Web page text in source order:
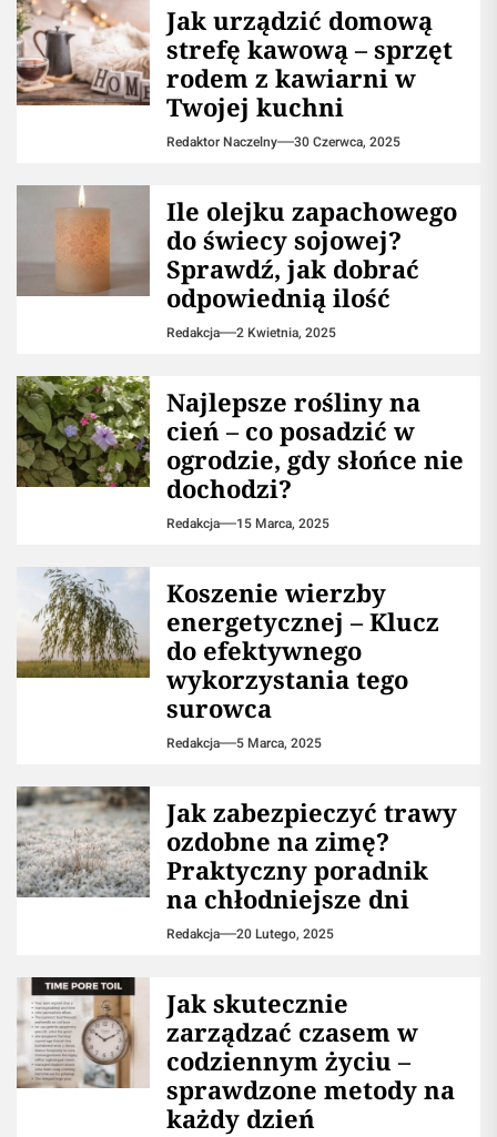
​Jak urządzić domową
strefę kawową – sprzęt
rodem z kawiarni w
Twojej kuchni
Redaktor Naczelny 30 Czerwca, 2025
Ile olejku zapachowego
do świecy sojowej?
Sprawdź, jak dobrać
odpowiednią ilość
Redakcja 2 Kwietnia, 2025
Najlepsze rośliny na
cień – co posadzić w
ogrodzie, gdy słońce nie
dochodzi?
Redakcja 15 Marca, 2025
Koszenie wierzby
energetycznej – Klucz
do efektywnego
wykorzystania tego
surowca
Redakcja 5 Marca, 2025
Jak zabezpieczyć trawy
ozdobne na zimę?
Praktyczny poradnik
na chłodniejsze dni
Redakcja 20 Lutego, 2025
Jak skutecznie
zarządzać czasem w
codziennym życiu –
sprawdzone metody na
każdy dzień